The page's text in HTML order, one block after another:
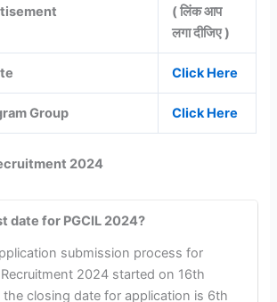
( लिंक आप
लगा दीजिए )
Click Here
Group Click Here
2024
date for PGCIL 2024?
submission process for
Recruitment 2024 started on 16th
the closing date for application is 6th